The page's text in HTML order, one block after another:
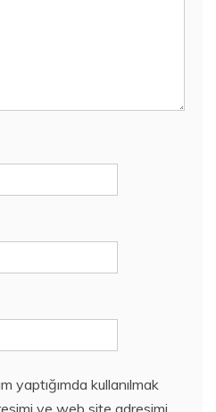
yaptığımda kullanılmak
ve web site adresimi